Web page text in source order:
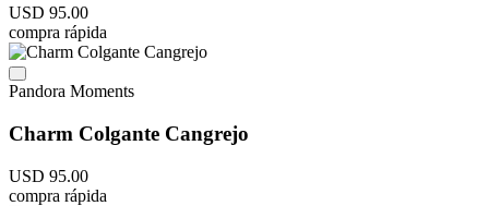
USD 95.00
compra rápida
Pandora Moments
Charm Colgante Cangrejo
USD 95.00
compra rápida